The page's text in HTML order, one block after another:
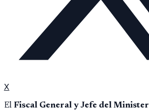
X
El Fiscal General y Jefe del